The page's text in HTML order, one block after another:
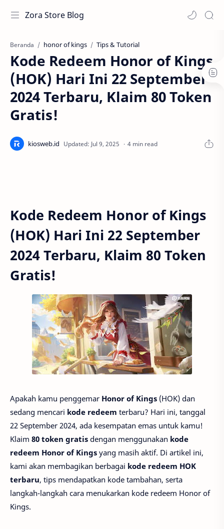
Zora Store Blog
Beranda honor of kings Tips & Tutorial
Kode Redeem Honor of Kings
(HOK) Hari Ini 22 September
2024 Terbaru, Klaim 80 Token
Gratis!
4 min read
Kode Redeem Honor of Kings
(HOK) Hari Ini 22 September
2024 Terbaru, Klaim 80 Token
Gratis!
Apakah kamu penggemar Honor of Kings (HOK) dan
sedang mencari kode redeem terbaru? Hari ini, tanggal
22 September 2024, ada kesempatan emas untuk kamu!
Klaim 80 token gratis dengan menggunakan kode
redeem Honor of Kings yang masih aktif. Di artikel ini,
kami akan membagikan berbagai kode redeem HOK
terbaru, tips mendapatkan kode tambahan, serta
langkah-langkah cara menukarkan kode redeem Honor of
Kings.